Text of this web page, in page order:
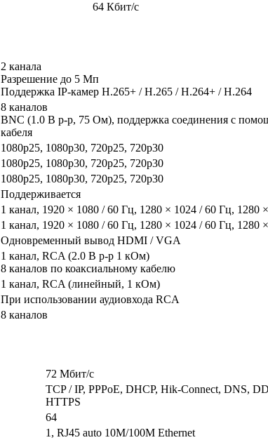
64 Кбит/с
2 канала
Разрешение до 5 Мп
Поддержка IP-камер H.265+ / H.265 / H.264+ / H.264
8 каналов
BNC (1.0 В p-p, 75 Ом), поддержка соединения с
кабеля
1080p25, 1080p30, 720p25, 720p30
1080p25, 1080p30, 720p25, 720p30
1080p25, 1080p30, 720p25, 720p30
Поддерживается
1 канал, 1920 × 1080 / 60 Гц, 1280 × 1024 / 60 Гц, 1280
1 канал, 1920 × 1080 / 60 Гц, 1280 × 1024 / 60 Гц, 1280
Одновременный вывод HDMI / VGA
1 канал, RCA (2.0 В p-p 1 кОм)
8 каналов по коаксиальному кабелю
1 канал, RCA (линейный, 1 кОм)
При использовании аудиовхода RCA
8 каналов
72 Мбит/с
TCP / IP, PPPoE, DHCP, Hik-Connect, DNS,
HTTPS
64
1, RJ45 auto 10M/100M Ethernet